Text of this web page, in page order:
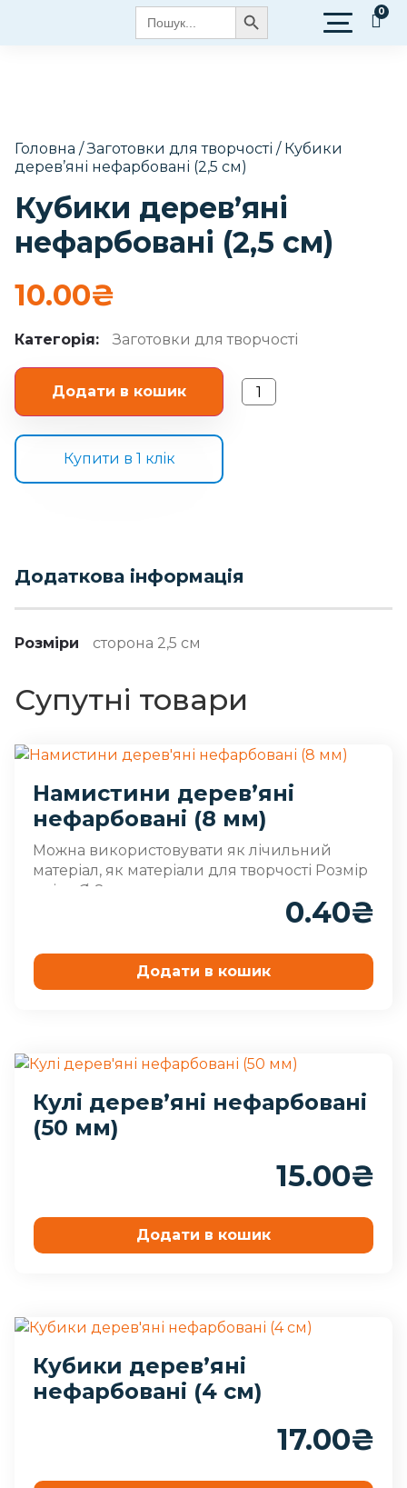
Search
for:
Search Button
Головна /Заготовки для творчості / Кубики
дерев’яні нефарбовані (2,5 см)
Кубики дерев’яні
нефарбовані (2,5 см)
10.00₴
Категорія: Заготовки для творчості
Додати в кошик
Купити в 1 клiк
Додаткова інформація
Розміри сторона 2,5 см
Супутні товари
Намистини дерев’яні
нефарбовані (8 мм)
Можна використовувати як лічильний
матеріал, як матеріали для творчості Розмір
- ціна Ø 8 мм
0.40₴
Додати в кошик
Кулі дерев’яні нефарбовані
(50 мм)
15.00₴
Додати в кошик
Кубики дерев’яні
нефарбовані (4 см)
17.00₴